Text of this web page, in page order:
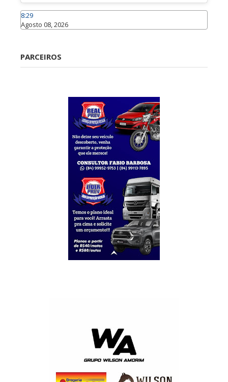
8:29
Agosto 08, 2026
PARCEIROS